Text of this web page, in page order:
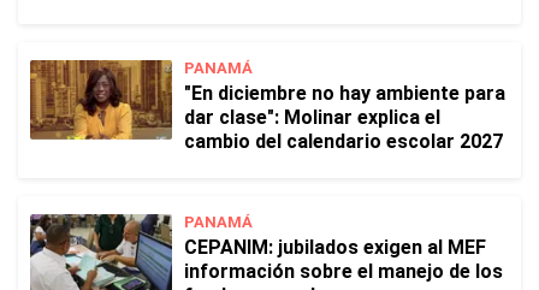
PANAMÁ
"En diciembre no hay ambiente para
dar clase": Molinar explica el
cambio del calendario escolar 2027
PANAMÁ
CEPANIM: jubilados exigen al MEF
información sobre el manejo de los